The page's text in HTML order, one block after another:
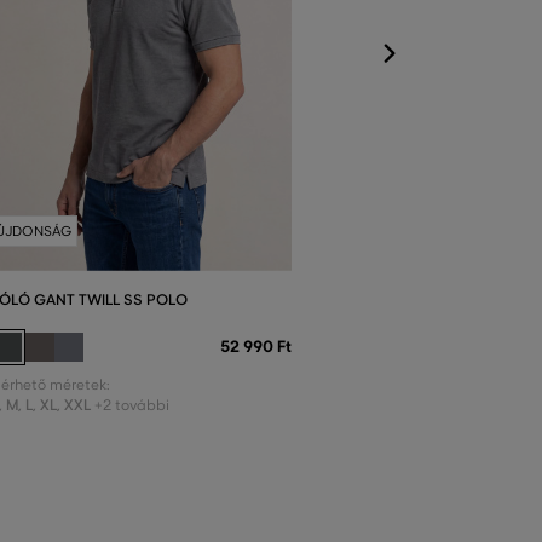
GANT TWILL SS POLO
52 990 Ft
méretek:
M L XL XXL +2 további